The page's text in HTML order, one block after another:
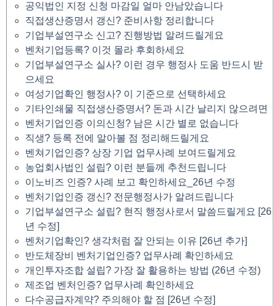
공익법인 지정 신청 마감일 얼마 안남았습니다
직접생산증명서 갱신? 준비사항 정리합니다
기업부설연구소 신고? 진행방법 알려드릴게요
벤처기업등록? 이것 몰라 후회하세요
기업부설연구소 실사? 이런 경우 행정사 도움 반드시 받
으세요
여성기업확인 행정사? 이 기준으로 선택하세요
기타인쇄물 직접생산증명서? 돈과 시간 날리지 않으려면
벤처기업인증 이의신청? 남은 시간 별로 없습니다
직생? 등록 전에 알아볼 점 정리해드릴게요
벤쳐기업인증? 상장 기업 업무사례 보여드릴게요
농업회사법인 설립? 이런 분들께 추천드립니다
이노비즈 인증? 사례 보고 확인하세요_26년 수정
벤처기업인증 갱신? 전문행정사가 알려드립니다
기업부설연구소 설립? 현직 행정사로서 말씀드릴게요 [26
년 수정]
벤처기업확인? 생각처럼 잘 안되는 이유 [26년 추가]
반도체장비 벤처기업인증? 업무사례 확인하세요
개인투자조합 설립? 가장 잘 활용하는 방법 (26년 수정)
제조업 벤처인증? 업무사례 확인하세요
다수공급자계약? 주의해야 할 점 [26년 수정]